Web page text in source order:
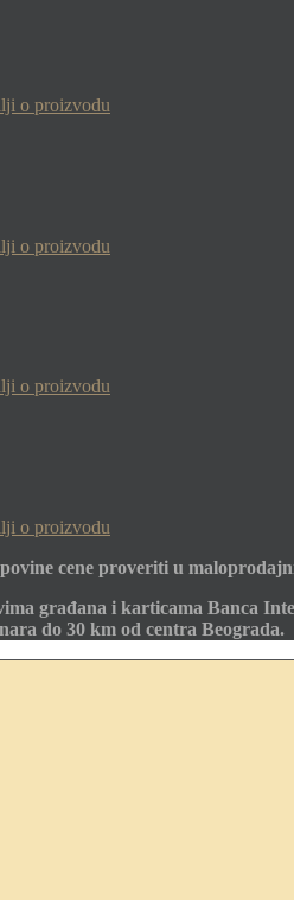
o proizvodu
o proizvodu
o proizvodu
o proizvodu
cene proveriti u
građana i karticama Banca
do 30 km od centra Beograda.